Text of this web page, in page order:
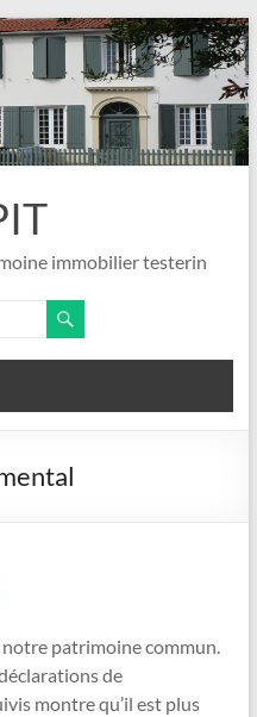
immobilier testerin
patrimoine commun.
de
montre qu’il est plus